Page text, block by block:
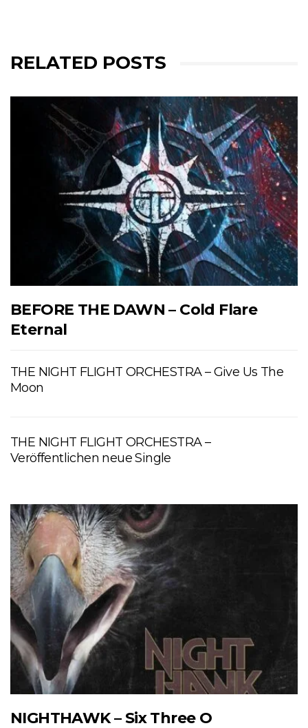
RELATED POSTS
BEFORE THE DAWN – Cold Flare
Eternal
THE NIGHT FLIGHT ORCHESTRA – Give Us The
Moon
THE NIGHT FLIGHT ORCHESTRA –
Veröffentlichen neue Single
NIGHTHAWK – Six Three O